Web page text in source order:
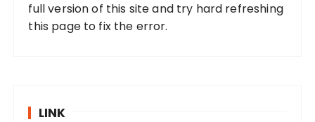
full version of this site and try hard refreshing
this page to fix the error.
LINK